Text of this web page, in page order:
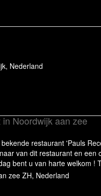
Nederland
Noordwijk aan zee
restaurant 'Pauls
van dit restaurant en een
bent u van harte welkom !
zee ZH, Nederland